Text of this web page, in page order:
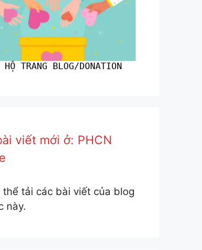
HỘ TRANG BLOG/DONATION
viết mới ở: PHCN
thể tải các bài viết của blog
này.